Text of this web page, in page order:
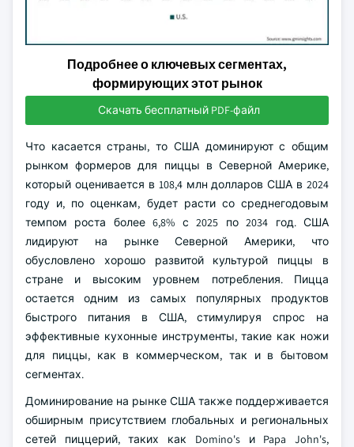
Подробнее о ключевых сегментах,
формирующих этот рынок
Скачать бесплатный PDF-файл
Что касается страны, то США доминируют с общим
рынком формеров для пиццы в Северной Америке,
который оценивается в 108,4 млн долларов США в 2024
году и, по оценкам, будет расти со среднегодовым
темпом роста более 6,8% с 2025 по 2034 год. США
лидируют на рынке Северной Америки, что
обусловлено хорошо развитой культурой пиццы в
стране и высоким уровнем потребления. Пицца
остается одним из самых популярных продуктов
быстрого питания в США, стимулируя спрос на
эффективные кухонные инструменты, такие как ножи
для пиццы, как в коммерческом, так и в бытовом
сегментах.
Доминирование на рынке США также поддерживается
обширным присутствием глобальных и региональных
сетей пиццерий, таких как Domino's и Papa John's,